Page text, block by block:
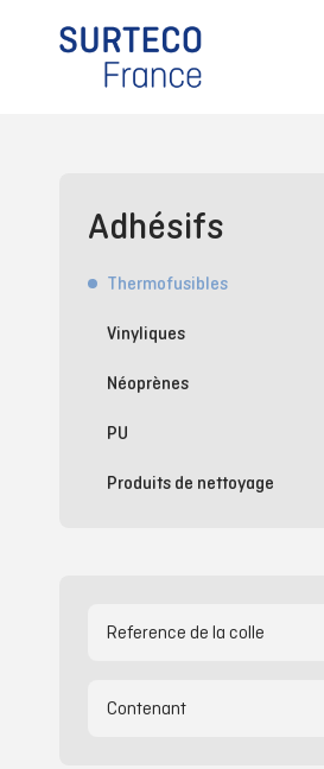
Adhésifs
Thermofusibles
Vinyliques
Néoprènes
PU
Produits de nettoyage
Reference de la colle
Contenant